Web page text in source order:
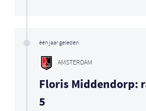
één jaar geleden
AMSTERDAM
Floris Middendorp:
5